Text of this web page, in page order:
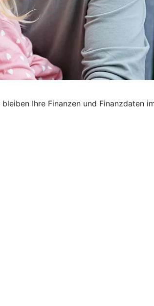
Ihre Finanzen und Finanzdaten